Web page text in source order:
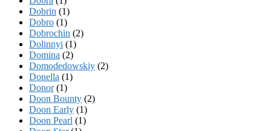
Dobrin (1)
Dobro (1)
Dobrochin (2)
Dolinnyi (1)
Domina (2)
Domodedowskiy (2)
Donella (1)
Donor(1)
Doon Bounty (2)
Doon Early (1)
Doon Pearl (1)